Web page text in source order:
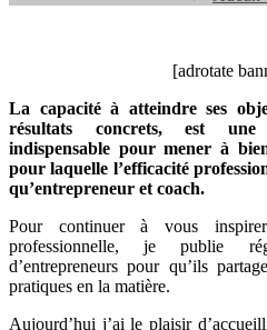
[adrotate
La capacité à atteindre ses
résultats concrets, est une
indispensable pour mener à
pour laquelle l’efficacité
qu’entrepreneur et coach.
Pour continuer à vous
professionnelle, je publie
d’entrepreneurs pour qu’ils
pratiques en la matière.
Aujourd’hui j’ai le plaisir